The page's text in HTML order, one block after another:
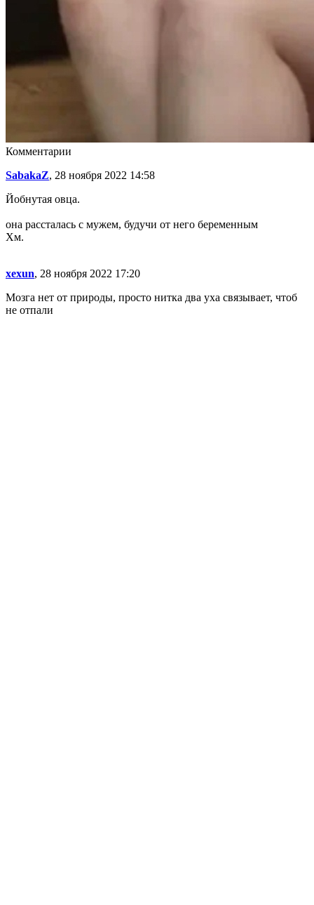
Комментарии
SabakaZ, 28 ноября 2022 14:58
Йобнутая овца.
она рассталась с мужем, будучи от него беременным
Хм.
xexun, 28 ноября 2022 17:20
Мозга нет от природы, просто нитка два уха связывает, чтоб
не отпали